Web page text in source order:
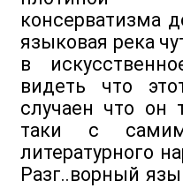
консерватизма
языковая река
в
видеть что
случаен что он
таки с самим
литературного
Разг..ворный